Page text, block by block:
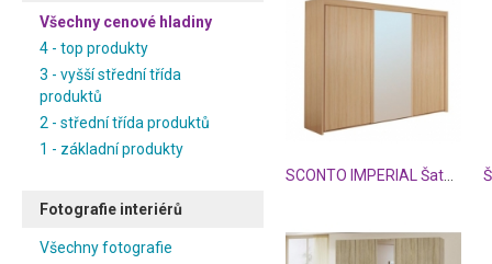
Všechny cenové hladiny
4 - top produkty
3 - vyšší střední třída
produktů
2 - střední třída produktů
1 - základní produkty
Fotografie interiérů
Všechny fotografie